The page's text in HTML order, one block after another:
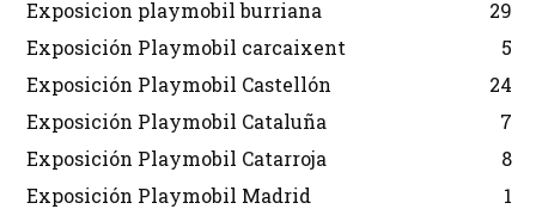
Exposicion playmobil burriana
29
Exposición Playmobil carcaixent
5
Exposición Playmobil Castellón
24
Exposición Playmobil Cataluña
7
Exposición Playmobil Catarroja
8
Exposición Playmobil Madrid
1